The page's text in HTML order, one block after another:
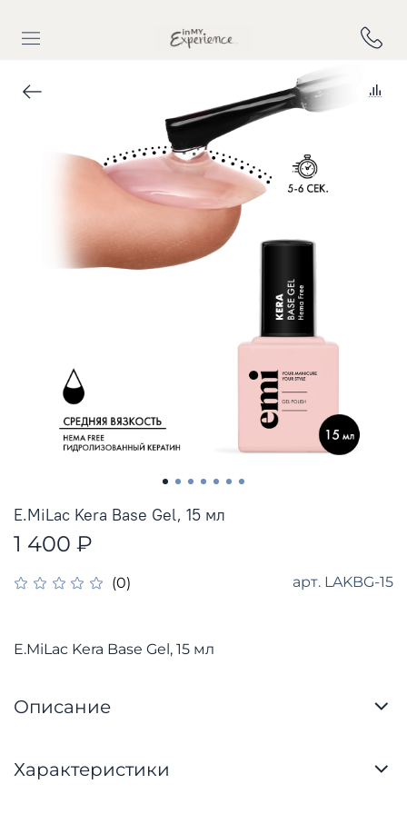
(0) арт. LAKBG-15
E.MiLac Kera Base Gel, 15 мл
1 400 ₽
E.MiLac Kera Base Gel, 15 мл
Описание
Характеристики